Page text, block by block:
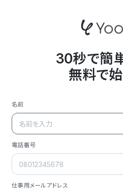
30秒で簡
無料で
名前
電話番号
仕事用メールアドレス